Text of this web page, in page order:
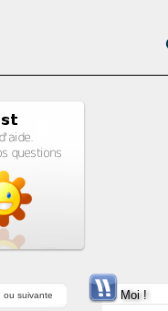
ou suivante Moi !